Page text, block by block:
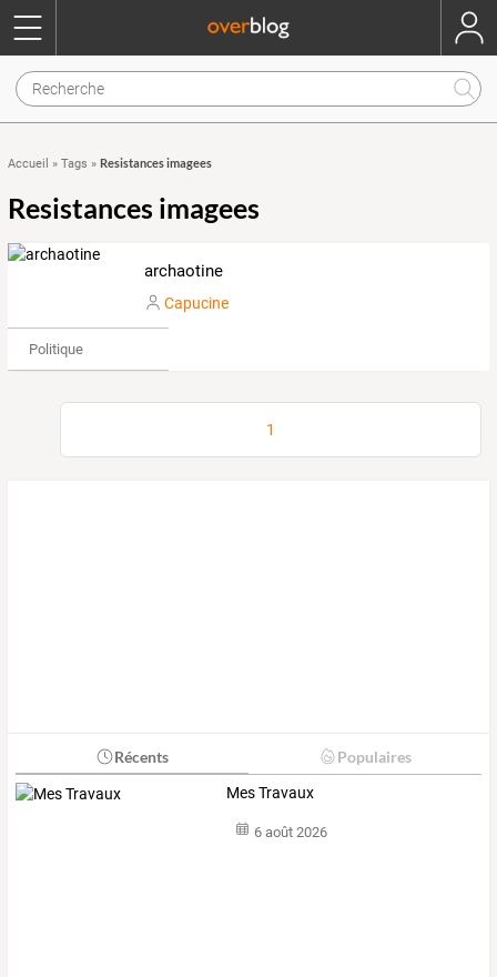
Accueil » Tags » Resistances imagees
Resistances imagees
archaotine
Capucine
Politique
1
Récents Populaires
Mes Travaux
6 août 2026